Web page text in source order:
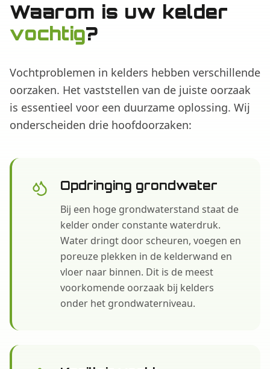
Waarom is uw kelder
vochtig?
Vochtproblemen in kelders hebben verschillende
oorzaken. Het vaststellen van de juiste oorzaak
is essentieel voor een duurzame oplossing. Wij
onderscheiden drie hoofdoorzaken:
Opdringing grondwater
Bij een hoge grondwaterstand staat de
kelder onder constante waterdruk.
Water dringt door scheuren, voegen en
poreuze plekken in de kelderwand en
vloer naar binnen. Dit is de meest
voorkomende oorzaak bij kelders
onder het grondwaterniveau.